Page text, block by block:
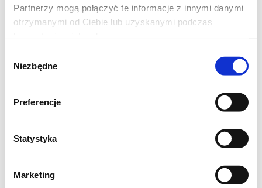
Partnerzy mogą połączyć te informacje z innymi danymi
otrzymanymi od Ciebie lub uzyskanymi podczas
zgody
Niezbędne
Preferencje
Statystyka
Marketing